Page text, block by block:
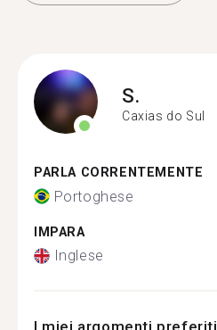
S.
Caxias do Sul
PARLA CORRENTEMENTE
Portoghese
IMPARA
Inglese
I miei argomenti preferiti